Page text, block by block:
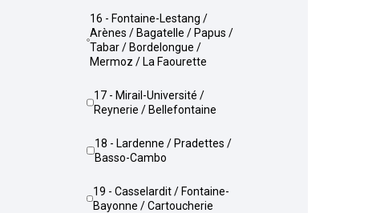
16 - Fontaine-Lestang /
Arènes / Bagatelle / Papus /
Tabar / Bordelongue /
Mermoz / La Faourette
17 - Mirail-Université /
Reynerie / Bellefontaine
18 - Lardenne / Pradettes /
Basso-Cambo
19 - Casselardit / Fontaine-
Bayonne / Cartoucherie